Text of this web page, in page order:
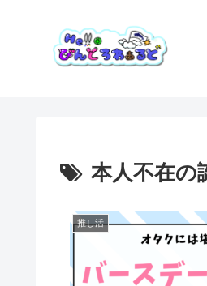
本人不在の
推し活